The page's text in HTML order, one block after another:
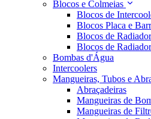
Blocos e Colmeias
Blocos de
Blocos Placa e
Blocos de
Blocos de
Bombas d'Água
Intercoolers
Mangueiras, Tubos e
Abraçadeiras
Mangueiras de
Mangueiras de